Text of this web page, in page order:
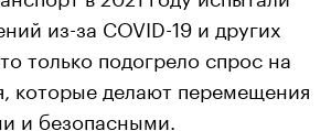
из-за COVID-19 и других
только подогрело спрос на
которые делают перемещения
и безопасными.